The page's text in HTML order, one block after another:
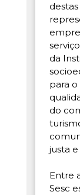
da
para
do
justa
Entre
Sesc